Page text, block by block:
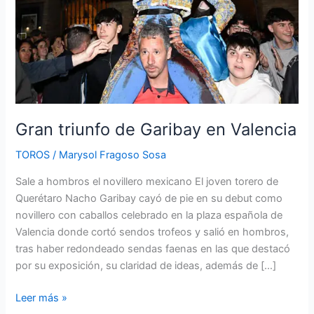
Gran triunfo de Garibay en Valencia
TOROS / Marysol Fragoso Sosa
Sale a hombros el novillero mexicano El joven torero de
Querétaro Nacho Garibay cayó de pie en su debut como
novillero con caballos celebrado en la plaza española de
Valencia donde cortó sendos trofeos y salió en hombros,
tras haber redondeado sendas faenas en las que destacó
por su exposición, su claridad de ideas, además de […]
Leer más »